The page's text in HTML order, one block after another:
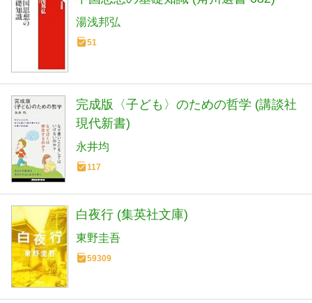
湯浅邦弘
51
完成版〈子ども〉のための哲学 (講談社
現代新書)
永井均
117
白夜行 (集英社文庫)
東野圭吾
59309